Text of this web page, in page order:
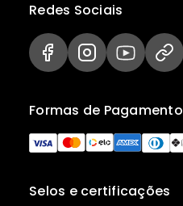
Selos e certificações
Formas de Pagamento
Redes Sociais